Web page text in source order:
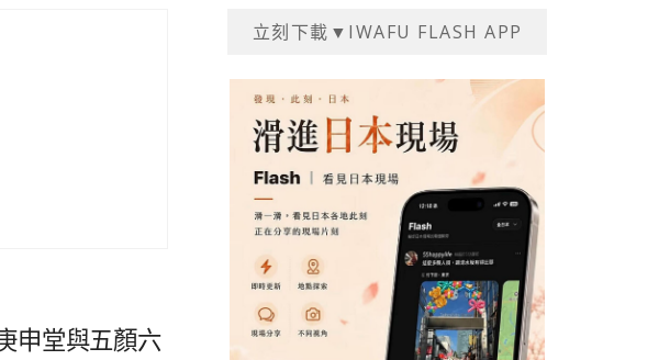
申堂與五顏六
立刻下載▼IWAFU FLASH APP